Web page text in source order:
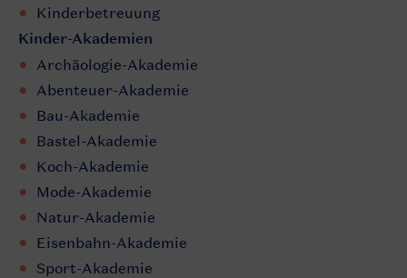
Kinderbetreuung
Kinder-Akademien
Archäologie-Akademie
Abenteuer-Akademie
Bau-Akademie
Bastel-Akademie
Koch-Akademie
Mode-Akademie
Natur-Akademie
Eisenbahn-Akademie
Sport-Akademie